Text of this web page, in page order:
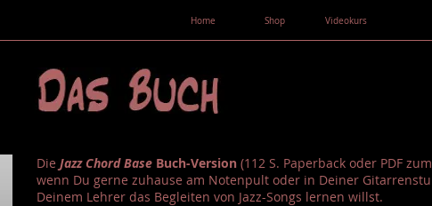
Home Shop Videokurs
Die Jazz Chord Base Buch-Version (112 S. Paperback oder PDF
wenn Du gerne zuhause am Notenpult oder in Deiner
Deinem Lehrer das Begleiten von Jazz-Songs lernen willst.